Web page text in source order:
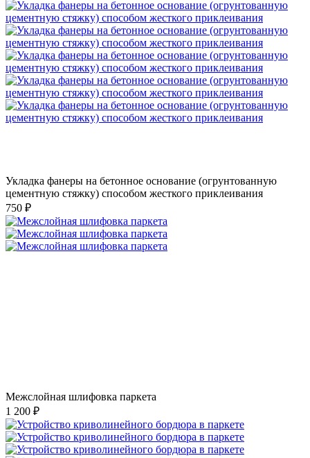
Укладка фанеры на бетонное основание (огрунтованную
цементную стяжку) способом жесткого приклеивания
750 ₽
Межслойная шлифовка паркета
1 200 ₽